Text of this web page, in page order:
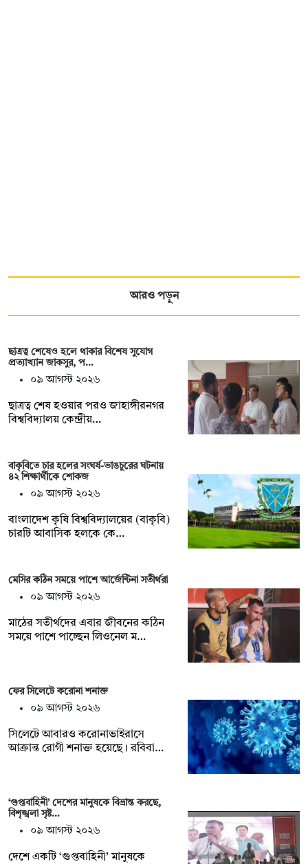
আরও পড়ুন
ছাত্রত্ব শেষেও হলে থাকার বিশেষ সুযোগ
প্রত্যাখ্যান জাকসুর, প…
০৯ আগস্ট ২০২৬
ছাত্রত্ব শেষ হওয়ার পরও জাহাঙ্গীরনগর
বিশ্ববিদ্যালয় কেন্দ্রীয়…
বাকৃবিতে চার হলের সংঘর্ষ-ভাঙচুরের ঘটনায়
৪২ শিক্ষার্থীকে শোকজ
০৯ আগস্ট ২০২৬
বাংলাদেশ কৃষি বিশ্ববিদ্যালয়ের (বাকৃবি)
চারটি আবাসিক হলকে কে…
মেসির কঠিন সময়ে পাশে আর্জেন্টিনা সতীর্থরা
০৯ আগস্ট ২০২৬
মাঠের সতীর্থদের এবার জীবনের কঠিন
সময়ে পাশে পাচ্ছেন লিওনেল ম…
ফের সিলেটে করোনা শনাক্ত
০৯ আগস্ট ২০২৬
সিলেটে আবারও করোনাভাইরাসে
আক্রান্ত রোগী শনাক্ত হয়েছে। রবিবা…
‘গুপ্তবাহিনী’ দেশের মানুষকে বিভ্রান্ত করছে,
বিশৃঙ্খলা সৃষ্ট…
০৯ আগস্ট ২০২৬
দেশে একটি ‘গুপ্তবাহিনী’ মানুষকে